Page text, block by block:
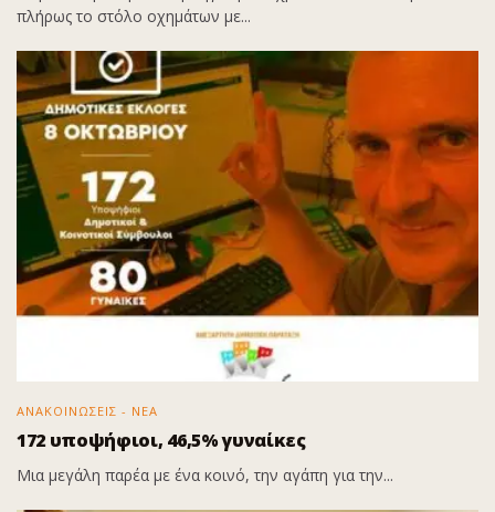
πλήρως το στόλο οχημάτων με...
ΑΝΑΚΟΙΝΩΣΕΙΣ - ΝΕΑ
172 υποψήφιοι, 46,5% γυναίκες
Μια μεγάλη παρέα με ένα κοινό, την αγάπη για την...